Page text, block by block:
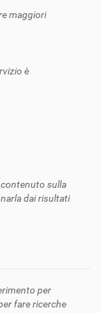
maggiori
è
sulla
dai risultati
per
fare ricerche